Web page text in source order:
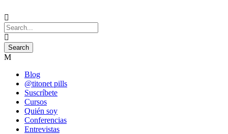
Blog
@titonet pills
Suscríbete
Cursos
Quién soy
Conferencias
Entrevistas